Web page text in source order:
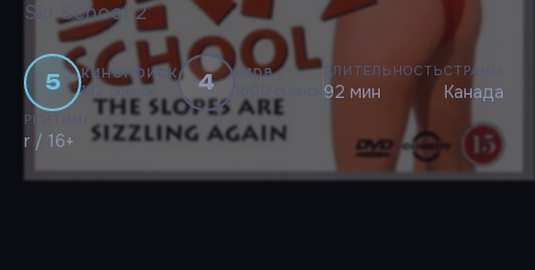
Ski School 2
5 КИНОПОИСК
182 оценок 4 IMDB ДЛИТЕЛЬНОСТЬ
92 мин
СТРАНЫ
Канада
РЕЙТИНГ
r / 16+